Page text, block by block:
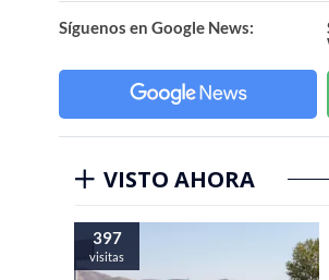
Síguenos en Google News:
VISTO AHORA
397
visitas